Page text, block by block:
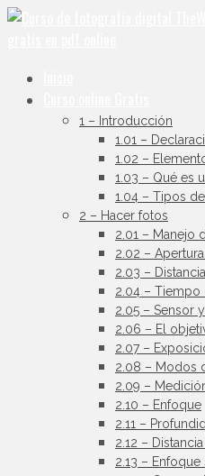
1 – Introducción
1.01 –
1.02 –
1.03 – Qué es
1.04 – Tipos
2 – Hacer fotos
2.01 – Manejo
2.02 –
2.03 –
2.04 –
2.05 – Sensor
2.06 – El
2.07 –
2.08 – Modos
2.09 –
2.10 – Enfoque
2.11 –
2.12 –
2.13 –